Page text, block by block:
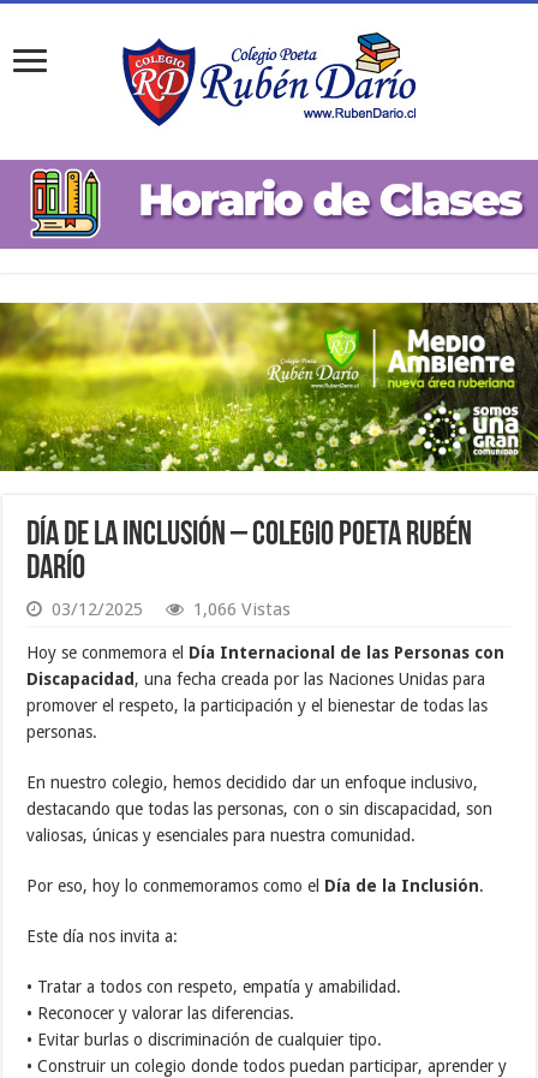
Día de la Inclusión – Colegio Poeta Rubén
Darío
03/12/2025 1,066 Vistas
Hoy se conmemora el Día Internacional de las Personas con
Discapacidad, una fecha creada por las Naciones Unidas para
promover el respeto, la participación y el bienestar de todas las
personas.
En nuestro colegio, hemos decidido dar un enfoque inclusivo,
destacando que todas las personas, con o sin discapacidad, son
valiosas, únicas y esenciales para nuestra comunidad.
Por eso, hoy lo conmemoramos como el Día de la Inclusión.
Este día nos invita a:
• Tratar a todos con respeto, empatía y amabilidad.
• Reconocer y valorar las diferencias.
• Evitar burlas o discriminación de cualquier tipo.
• Construir un colegio donde todos puedan participar, aprender y